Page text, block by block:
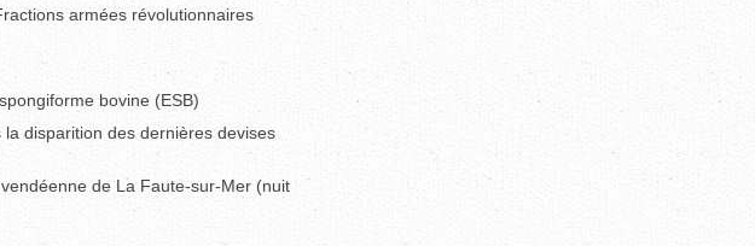
armées révolutionnaires
bovine (ESB)
disparition des dernières devises
de La Faute-sur-Mer (nuit